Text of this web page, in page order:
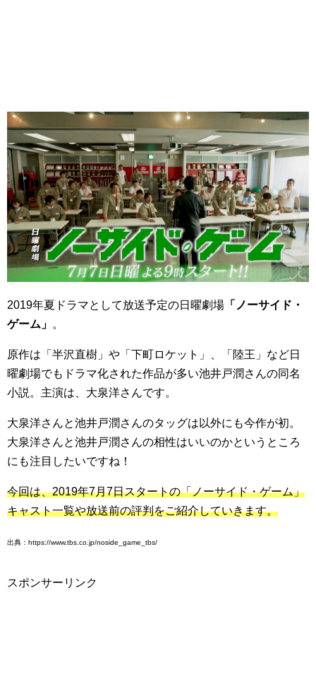
2019年夏ドラマとして放送予定の日曜劇場 「ノーサイド・
ゲーム」 。
原作は「半沢直樹」や「下町ロケット」、「陸王」など日
曜劇場でもドラマ化された作品が多い池井戸潤さんの同名
小説。主演は、大泉洋さんです。
大泉洋さんと池井戸潤さんのタッグは以外にも今作が初。
大泉洋さんと池井戸潤さんの相性はいいのかというところ
にも注目したいですね！
今回は、2019年7月7日スタートの「ノーサイド・ゲーム」
キャスト一覧や放送前の評判をご紹介していきます。
出典：https://www.tbs.co.jp/noside_game_tbs/
スポンサーリンク